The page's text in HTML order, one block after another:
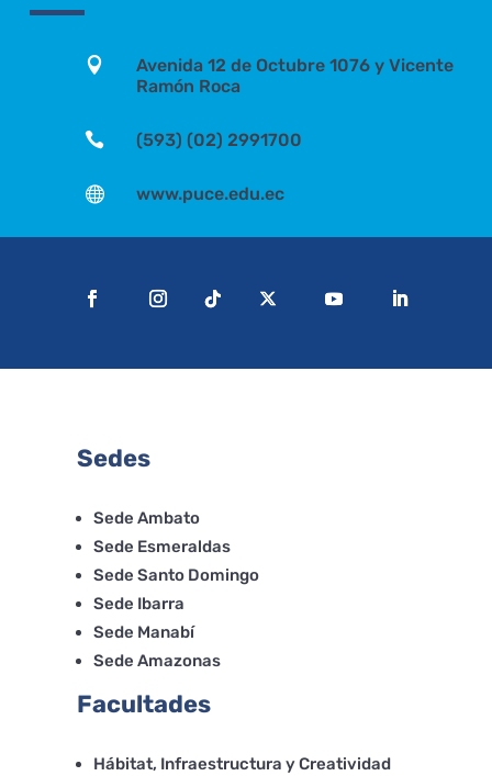

Avenida 12 de Octubre 1076 y Vicente
Ramón Roca
 (593) (02) 2991700
 www.puce.edu.ec
Sedes
Sede Ambato
Sede Esmeraldas
Sede Santo Domingo
Sede Ibarra
Sede Manabí
Sede Amazonas
Facultades
Hábitat, Infraestructura y Creatividad